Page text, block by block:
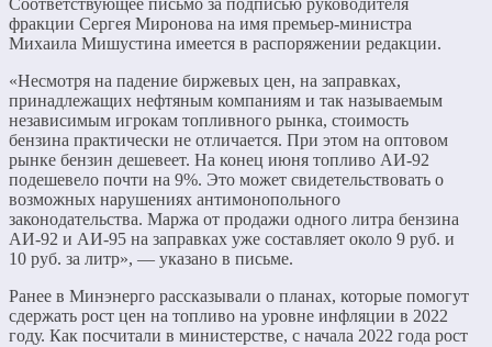
Соответствующее письмо за подписью руководителя
фракции Сергея Миронова на имя премьер-министра
Михаила Мишустина имеется в распоряжении редакции.
«Несмотря на падение биржевых цен, на заправках,
принадлежащих нефтяным компаниям и так называемым
независимым игрокам топливного рынка, стоимость
бензина практически не отличается. При этом на оптовом
рынке бензин дешевеет. На конец июня топливо АИ-92
подешевело почти на 9%. Это может свидетельствовать о
возможных нарушениях антимонопольного
законодательства. Маржа от продажи одного литра бензина
АИ-92 и АИ-95 на заправках уже составляет около 9 руб. и
10 руб. за литр», — указано в письме.
Ранее в Минэнерго рассказывали о планах, которые помогут
сдержать рост цен на топливо на уровне инфляции в 2022
году. Как посчитали в министерстве, с начала 2022 года рост